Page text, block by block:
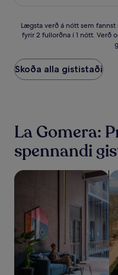
Lægsta
verð
nótt
sem
fannst
við
fyrir
fullorðna
Verð
og
framboð
geta
breyst.
Frekari
Lægsta verð á nótt sem
fyrir 2 fullorðna í 1 nótt. Verð
Skoða alla gististaði
La Gomera:
spennandi
leita að gististöðum